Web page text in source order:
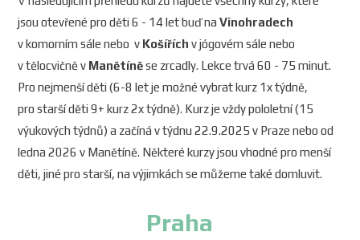
jsou otevřené pro děti 6 - 14 let buď naVinohradech
v komorním sále nebo v Košířích v jógovém sále nebo
v tělocvičně v Manětíněse zrcadly. Lekce trvá 60 - 75 minut.
Pro nejmenší děti (6-8 let je možné vybrat kurz 1x týdně,
pro starší děti 9+ kurz 2x týdně). Kurz je vždy pololetní (15
výukových týdnů) a začíná v týdnu 22.9.2025 v Praze nebo od
ledna 2026 v Manětíně. Některé kurzy jsou vhodné pro menší
děti, jiné pro starší, na výjimkách se můžeme také domluvit.
Praha